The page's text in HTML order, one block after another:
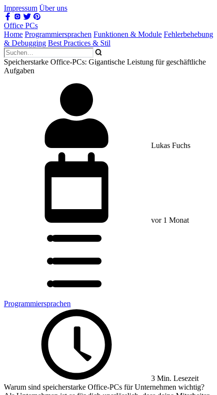
Impressum Über uns
Office PCs
Home Programmiersprachen Funktionen & Module Fehlerbehebung
& Debugging Best Practices & Stil
Speicherstarke Office-PCs: Gigantische Leistung für geschäftliche
Aufgaben
Lukas Fuchs
vor 1 Monat
Programmiersprachen
3 Min. Lesezeit
Warum sind speicherstarke Office-PCs für Unternehmen wichtig?